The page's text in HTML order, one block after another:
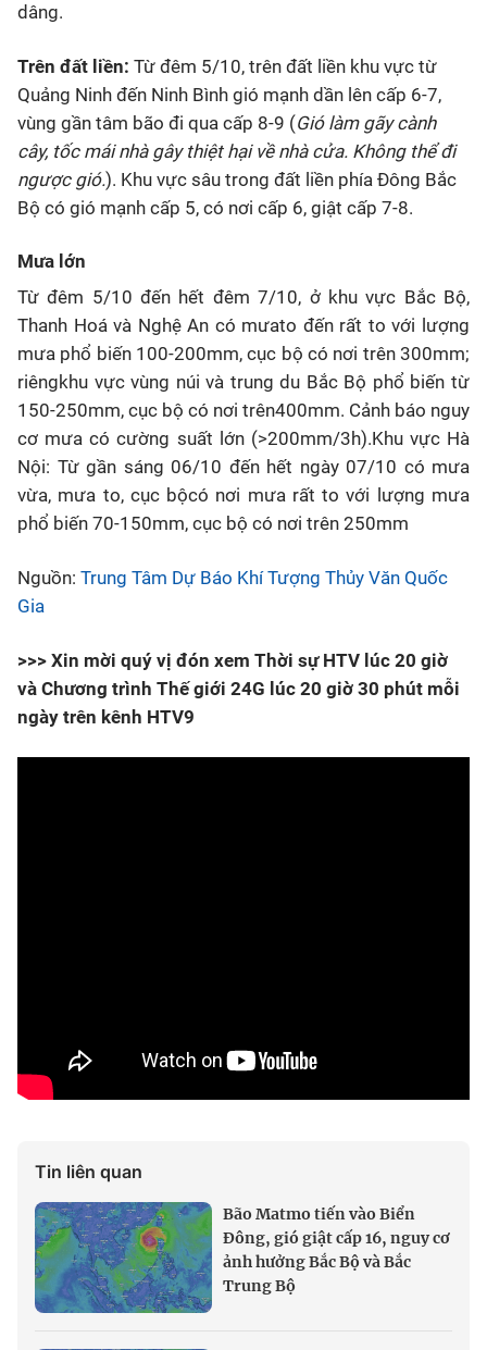
dâng.
Trên đất liền: Từ đêm 5/10, trên đất liền khu vực từ
Quảng Ninh đến Ninh Bình gió mạnh dần lên cấp 6-7,
vùng gần tâm bão đi qua cấp 8-9 (Gió làm gãy cành
cây, tốc mái nhà gây thiệt hại về nhà cửa. Không thể đi
ngược gió.). Khu vực sâu trong đất liền phía Đông Bắc
Bộ có gió mạnh cấp 5, có nơi cấp 6, giật cấp 7-8.
Mưa lớn
Từ đêm 5/10 đến hết đêm 7/10, ở khu vực Bắc Bộ,
Thanh Hoá và Nghệ An có mưato đến rất to với lượng
mưa phổ biến 100-200mm, cục bộ có nơi trên 300mm;
riêngkhu vực vùng núi và trung du Bắc Bộ phổ biến từ
150-250mm, cục bộ có nơi trên400mm. Cảnh báo nguy
cơ mưa có cường suất lớn (>200mm/3h).Khu vực Hà
Nội: Từ gần sáng 06/10 đến hết ngày 07/10 có mưa
vừa, mưa to, cục bộcó nơi mưa rất to với lượng mưa
phổ biến 70-150mm, cục bộ có nơi trên 250mm
Nguồn: Trung Tâm Dự Báo Khí Tượng Thủy Văn Quốc
Gia
>>> Xin mời quý vị đón xem Thời sự HTV lúc 20 giờ
và Chương trình Thế giới 24G lúc 20 giờ 30 phút mỗi
ngày trên kênh HTV9
Tin liên quan
Bão Matmo tiến vào Biển
Đông, gió giật cấp 16, nguy cơ
ảnh hưởng Bắc Bộ và Bắc
Trung Bộ